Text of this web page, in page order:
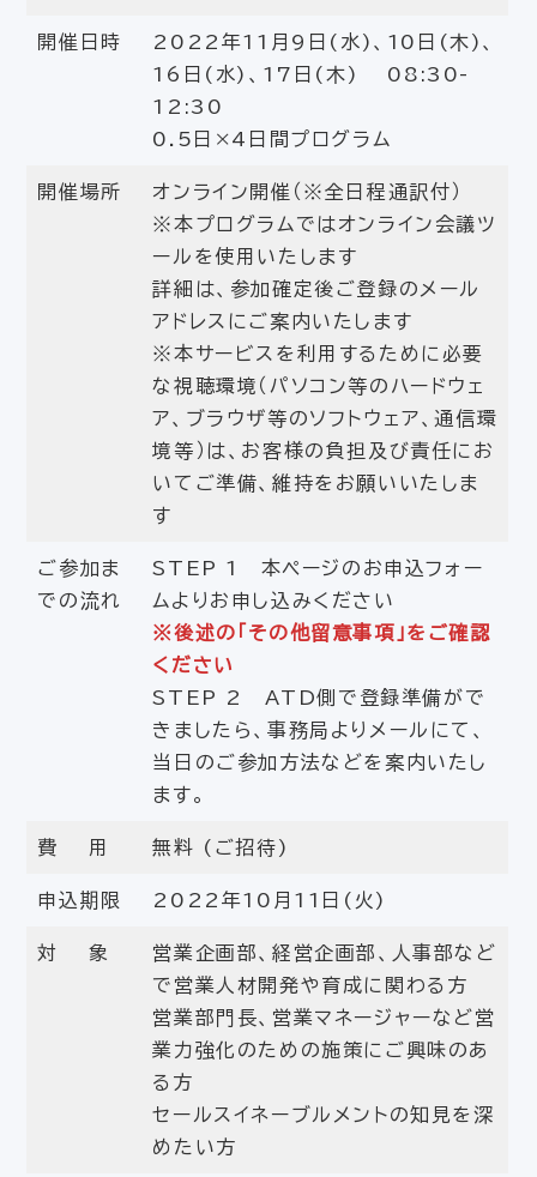
開催日時
2022年11月9日(水)、10日(木)、
16日(水)、17日(木) 08:30-
12:30
0.5日×4日間プログラム
開催場所
オンライン開催（※全日程通訳付）
※本プログラムではオンライン会議ツ
ールを使用いたします
詳細は、参加確定後ご登録のメール
アドレスにご案内いたします
※本サービスを利用するために必要
な視聴環境（パソコン等のハードウェ
ア、ブラウザ等のソフトウェア、通信環
境等）は、お客様の負担及び責任にお
いてご準備、維持をお願いいたしま
す
ご参加ま
での流れ
STEP 1 本ページのお申込フォー
ムよりお申し込みください
※後述の「その他留意事項」をご確認
ください
STEP 2 ATD側で登録準備がで
きましたら、事務局よりメールにて、
当日のご参加方法などを案内いたし
ます。
費 用 無料 (ご招待)
申込期限 2022年10月11日(火)
対 象
営業企画部、経営企画部、人事部など
で営業人材開発や育成に関わる方
営業部門長、営業マネージャーなど営
業力強化のための施策にご興味のあ
る方
セールスイネーブルメントの知見を深
めたい方